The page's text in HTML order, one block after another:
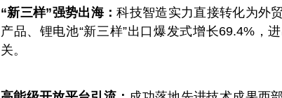
“新三样”强势出海：科技智造实力直接转化为外
产品、锂电池“新三样”出口爆发式增长69.4%，
关。